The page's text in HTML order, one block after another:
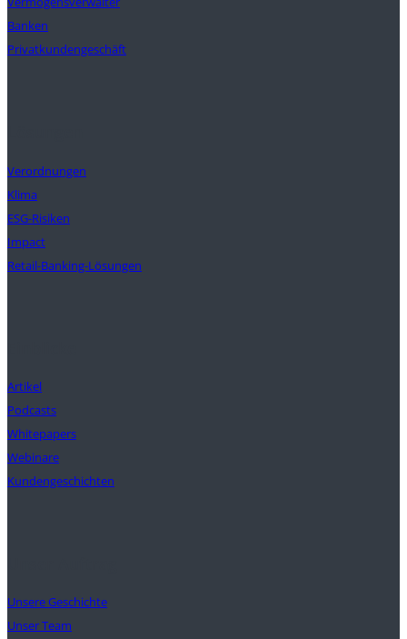
Banken
Privatkundengeschäft
Verordnungen
Klima
ESG-Risiken
Impact
Retail-Banking-Lösungen
Artikel
Podcasts
Whitepapers
Webinare
Kundengeschichten
Unsere Geschichte
Unser Team